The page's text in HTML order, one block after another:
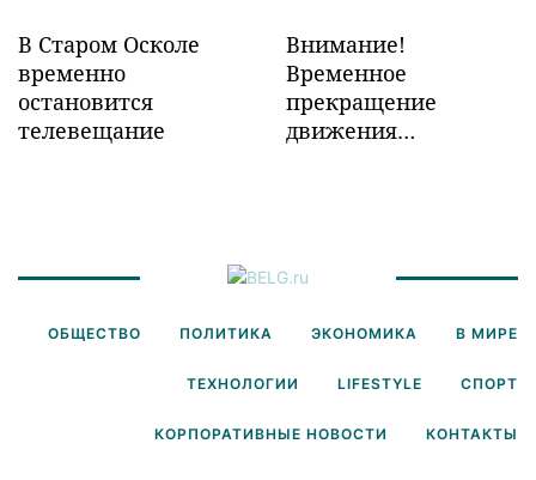
В Старом Осколе
временно
остановится
телевещание
Внимание!
Временное
прекращение
движения
ОБЩЕСТВО ПОЛИТИКА ЭКОНОМИКА В МИРЕ
ТЕХНОЛОГИИ LIFESTYLE СПОРТ
КОРПОРАТИВНЫЕ НОВОСТИ КОНТАКТЫ